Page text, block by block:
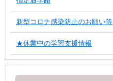
新型コロナ感染防止のお願い等
★休業中の学習支援情報